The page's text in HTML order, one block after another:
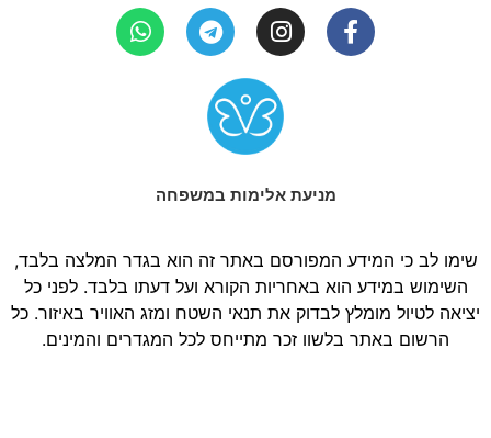
מניעת אלימות במשפחה
שימו לב כי המידע המפורסם באתר זה הוא בגדר המלצה בלבד,
השימוש במידע הוא באחריות הקורא ועל דעתו בלבד. לפני כל
יציאה לטיול מומלץ לבדוק את תנאי השטח ומזג האוויר באיזור. כל
הרשום באתר בלשון זכר מתייחס לכל המגדרים והמינים.